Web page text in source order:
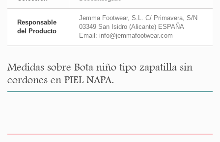
Responsable
del Producto
Jemma Footwear, S.L. C/ Primavera, S/N
03349 San Isidro (Alicante) ESPAÑA
Email: info@jemmafootwear.com
Medidas sobre Bota niño tipo zapatilla sin
cordones en PIEL NAPA.